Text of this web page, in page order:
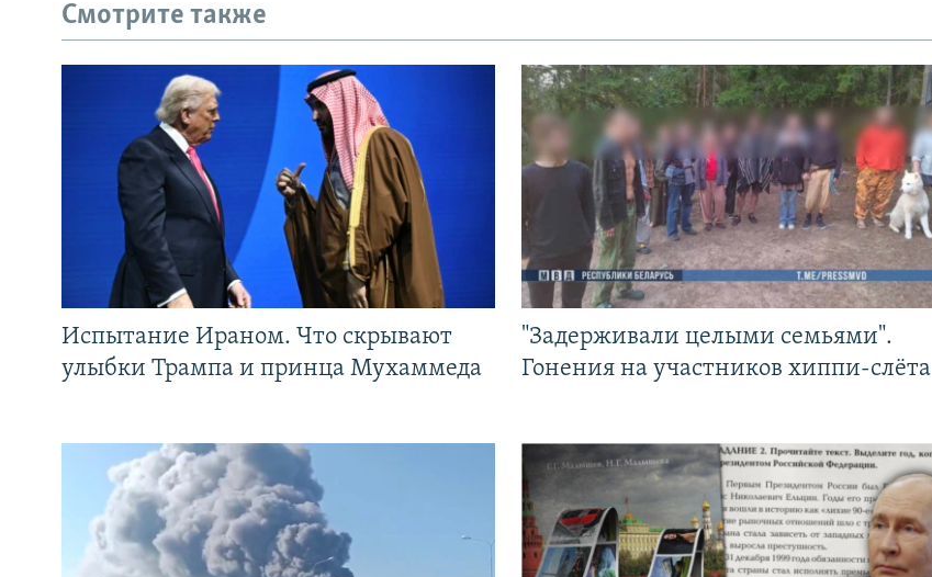
Смотрите также
Испытание Ираном. Что скрывают
улыбки Трампа и принца Мухаммеда
"Задерживали целыми семьями".
Гонения на участников хиппи-слёта